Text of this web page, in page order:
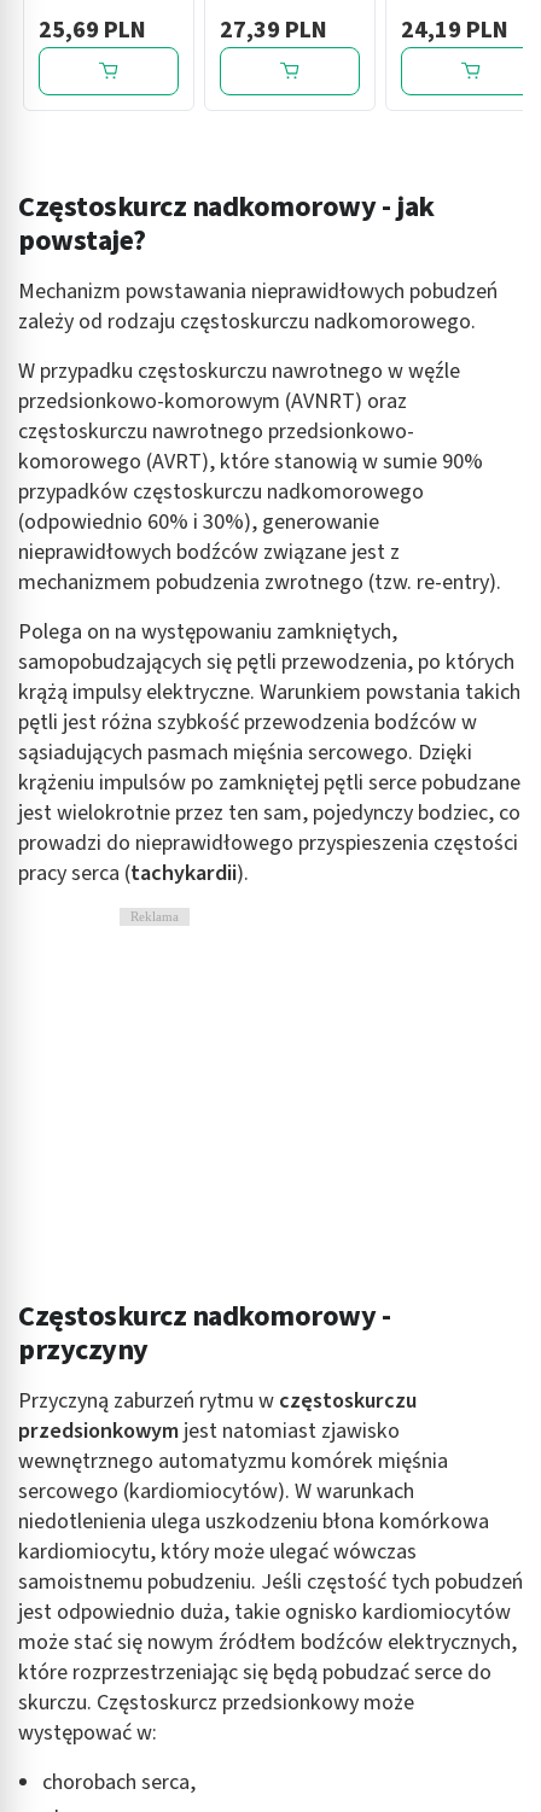
25,69 PLN 27,39 PLN 24,19 PLN
Częstoskurcz nadkomorowy - jak
powstaje?
Mechanizm powstawania nieprawidłowych pobudzeń
zależy od rodzaju częstoskurczu nadkomorowego.
W przypadku częstoskurczu nawrotnego w węźle
przedsionkowo-komorowym (AVNRT) oraz
częstoskurczu nawrotnego przedsionkowo-
komorowego (AVRT), które stanowią w sumie 90%
przypadków częstoskurczu nadkomorowego
(odpowiednio 60% i 30%), generowanie
nieprawidłowych bodźców związane jest z
mechanizmem pobudzenia zwrotnego (tzw. re-entry).
Polega on na występowaniu zamkniętych,
samopobudzających się pętli przewodzenia, po których
krążą impulsy elektryczne. Warunkiem powstania takich
pętli jest różna szybkość przewodzenia bodźców w
sąsiadujących pasmach mięśnia sercowego. Dzięki
krążeniu impulsów po zamkniętej pętli serce pobudzane
jest wielokrotnie przez ten sam, pojedynczy bodziec, co
prowadzi do nieprawidłowego przyspieszenia częstości
pracy serca (tachykardii).
Reklama
Częstoskurcz nadkomorowy -
przyczyny
Przyczyną zaburzeń rytmu w częstoskurczu
przedsionkowym jest natomiast zjawisko
wewnętrznego automatyzmu komórek mięśnia
sercowego (kardiomiocytów). W warunkach
niedotlenienia ulega uszkodzeniu błona komórkowa
kardiomiocytu, który może ulegać wówczas
samoistnemu pobudzeniu. Jeśli częstość tych pobudzeń
jest odpowiednio duża, takie ognisko kardiomiocytów
może stać się nowym źródłem bodźców elektrycznych,
które rozprzestrzeniając się będą pobudzać serce do
skurczu. Częstoskurcz przedsionkowy może
występować w:
chorobach serca,